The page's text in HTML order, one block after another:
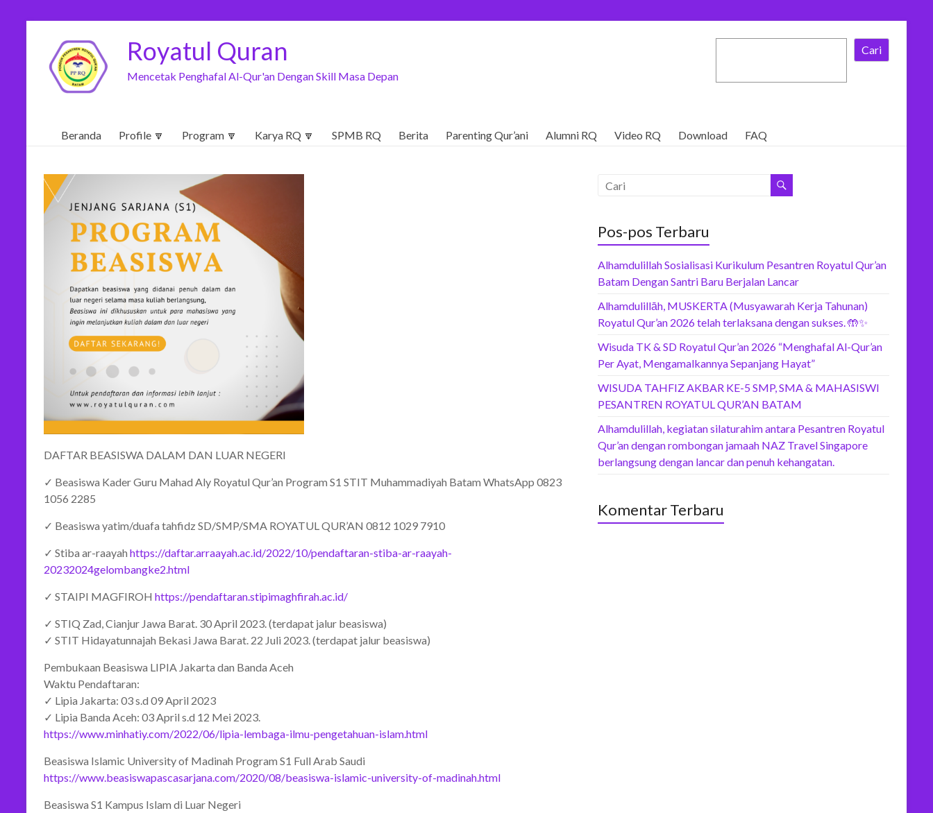
Royatul Quran
Mencetak Penghafal Al-Qur'an Dengan Skill Masa Depan
Cari
Beranda Profile 🔽 Program 🔽 Karya RQ 🔽 SPMB RQ Berita Parenting Qur’ani Alumni RQ Video RQ Download FAQ
DAFTAR BEASISWA DALAM DAN LUAR NEGERI
✓ Beasiswa Kader Guru Mahad Aly Royatul Qur’an Program S1 STIT Muhammadiyah Batam WhatsApp 0823
1056 2285
✓ Beasiswa yatim/duafa tahfidz SD/SMP/SMA ROYATUL QUR’AN 0812 1029 7910
✓ Stiba ar-raayah https://daftar.arraayah.ac.id/2022/10/pendaftaran-stiba-ar-raayah-
20232024gelombangke2.html
✓ STAIPI MAGFIROH https://pendaftaran.stipimaghfirah.ac.id/
✓ STIQ Zad, Cianjur Jawa Barat. 30 April 2023. (terdapat jalur beasiswa)
✓ STIT Hidayatunnajah Bekasi Jawa Barat. 22 Juli 2023. (terdapat jalur beasiswa)
Pembukaan Beasiswa LIPIA Jakarta dan Banda Aceh
Waktu Pendaftaran:
✓ Lipia Jakarta: 03 s.d 09 April 2023
✓ Lipia Banda Aceh: 03 April s.d 12 Mei 2023.
https://www.minhatiy.com/2022/06/lipia-lembaga-ilmu-pengetahuan-islam.html
Beasiswa Islamic University of Madinah Program S1 Full Arab Saudi
https://www.beasiswapascasarjana.com/2020/08/beasiswa-islamic-university-of-madinah.html
Beasiswa S1 Kampus Islam di Luar Negeri
Pos-pos Terbaru
Alhamdulillah Sosialisasi Kurikulum Pesantren Royatul Qur’an
Batam Dengan Santri Baru Berjalan Lancar
Alhamdulillāh, MUSKERTA (Musyawarah Kerja Tahunan)
Royatul Qur’an 2026 telah terlaksana dengan sukses. 🤲✨
Wisuda TK & SD Royatul Qur’an 2026 “Menghafal Al-Qur’an
Per Ayat, Mengamalkannya Sepanjang Hayat”
WISUDA TAHFIZ AKBAR KE-5 SMP, SMA & MAHASISWI
PESANTREN ROYATUL QUR’AN BATAM
Alhamdulillah, kegiatan silaturahim antara Pesantren Royatul
Qur’an dengan rombongan jamaah NAZ Travel Singapore
berlangsung dengan lancar dan penuh kehangatan.
Komentar Terbaru